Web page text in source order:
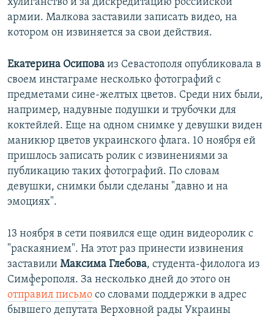
хулиганство и за дискредитацию российской
армии. Малкова заставили записать видео, на
котором он извиняется за свои действия.
Екатерина Осипова из Севастополя опубликовала в
своем инстаграме несколько фотографий с
предметами сине-желтых цветов. Среди них были,
например, надувные подушки и трубочки для
коктейлей. Еще на одном снимке у девушки виден
маникюр цветов украинского флага. 10 ноября ей
пришлось записать ролик с извинениями за
публикацию таких фотографий. По словам
девушки, снимки были сделаны "давно и на
эмоциях".
13 ноября в сети появился еще один видеоролик с
"раскаянием". На этот раз принести извинения
заставили Максима Глебова, студента-филолога из
Симферополя. За несколько дней до этого он
отправил письмо со словами поддержки в адрес
бывшего депутата Верховной рады Украины